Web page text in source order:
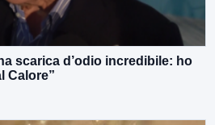
scarica d’odio incredibile: ho
Calore”